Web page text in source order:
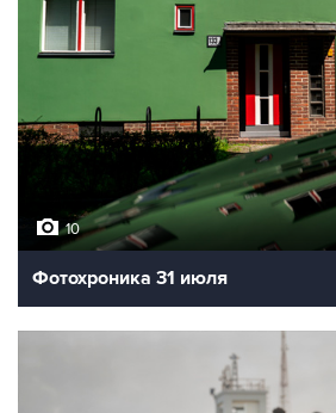
10
Фотохроника 31 июля